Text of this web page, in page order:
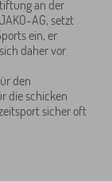
an der
AG, setzt
ein, er
daher vor
den
die schicken
sicher oft